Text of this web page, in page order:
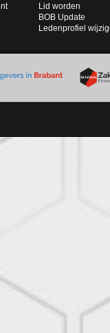
Lid worden
BOB Update
Ledenprofiel